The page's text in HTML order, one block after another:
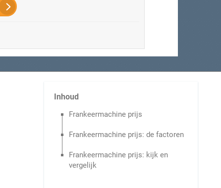
Inhoud
Frankeermachine prijs
Frankeermachine prijs: de factoren
Frankeermachine prijs: kijk en
vergelijk